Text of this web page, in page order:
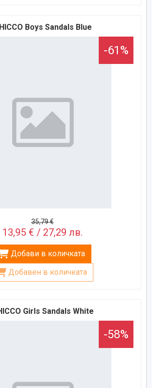
Boys Sandals Blue
-61%
35,79 €
13,95 € / 27,29 лв.
Добави в количката
Добавен в количката
Girls Sandals White
-58%